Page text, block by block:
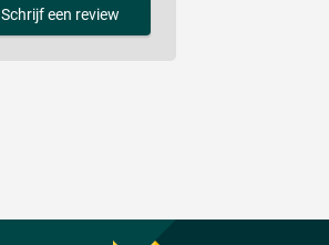
Schrijf een review